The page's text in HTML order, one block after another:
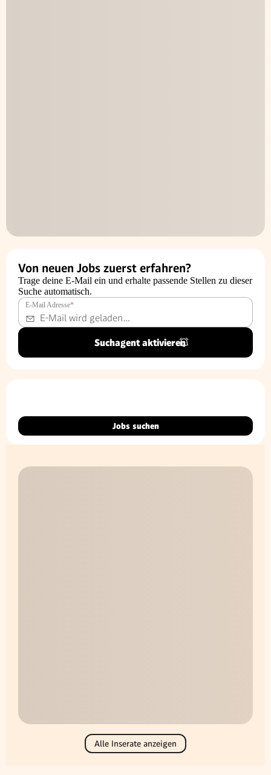
Von neuen Jobs zuerst erfahren?
Trage deine E-Mail ein und erhalte passende Stellen zu dieser
Suche automatisch.
E-Mail Adresse*
Suchagent aktivieren
Jobs suchen
Alle Inserate anzeigen